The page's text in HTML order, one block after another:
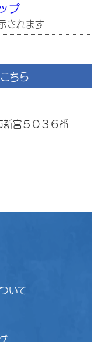
プ
されます
ちら
宮５０３６番
いて